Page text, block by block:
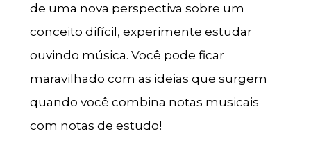
de uma nova perspectiva sobre um
conceito difícil, experimente estudar
ouvindo música. Você pode ficar
maravilhado com as ideias que surgem
quando você combina notas musicais
com notas de estudo!